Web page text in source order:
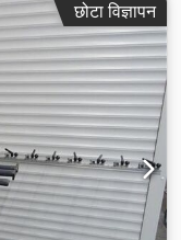
छोटा विज्ञापन